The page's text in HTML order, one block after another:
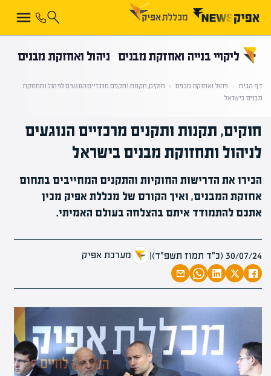
ליקויי בנייה ואחזקת מבנים ניהול ואחזקת מבנים
דף הבית ‹ ניהול ואחזקת מבנים ‹ חוקים, תקנות ותקנים מרכזיים הנוגעים לניהול ותחזוקת
מבנים בישראל
חוקים, תקנות ותקנים מרכזיים הנוגעים
לניהול ותחזוקת מבנים בישראל
הכירו את הדרישות החוקיות והתקנים המחייבים בתחום
אחזקת המבנים, ואיך הקורס של מכללת אפיק מכין
אתכם להתמודד איתם בהצלחה בעולם האמיתי.
30/07/24 (כ״ד תמוז תשפ״ד) | מערכת אפיק